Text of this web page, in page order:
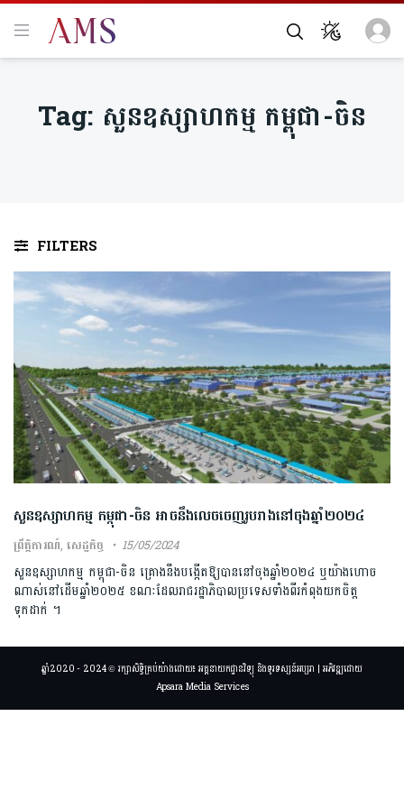
Tag: សួនឧស្សាហកម្ម កម្ពុជា-ចិន
FILTERS
សួនឧស្សាហកម្ម កម្ពុជា-ចិន អាចនឹងលេចចេញរូបរាងនៅចុងឆ្នាំ២០២៤
ព្រឹត្តិការណ៍,សេដ្ឋកិច្ច 15/05/2024
សួនឧស្សាហកម្ម កម្ពុជា-ចិន គ្រោងនឹងបង្កើតឱ្យបាននៅចុងឆ្នាំ២០២៤ ឬយ៉ាងហោច
ណាស់នៅដើមឆ្នាំ២០២៥ ខណៈដែលរាជរដ្ឋាភិបាលប្រទេសទាំងពីរកំពុងយកចិត្ត
ទុកដាក់ ។
ឆ្នាំ2020 - 2024 © រក្សាសិទ្ធិគ្រប់យ៉ាងដោយ៖ អគ្គនាយកដ្ឋានវិទ្យុ និងទូរទស្សន៍អប្សរា | អភិវឌ្ឍដោយ
Apsara Media Services